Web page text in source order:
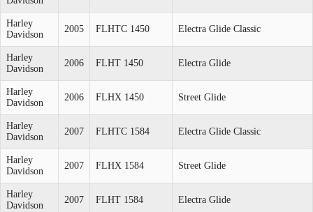
Harley
Davidson
2005 FLHTC 1450 Electra Glide Classic
Harley
Davidson
2006 FLHT 1450 Electra Glide
Harley
Davidson
2006 FLHX 1450 Street Glide
Harley
Davidson
2007 FLHTC 1584 Electra Glide Classic
Harley
Davidson
2007 FLHX 1584 Street Glide
Harley
Davidson
2007 FLHT 1584 Electra Glide